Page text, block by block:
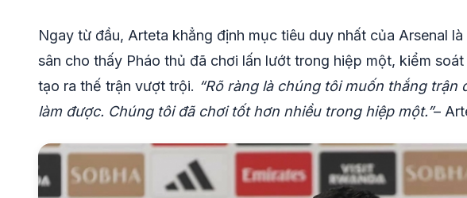
Ngay từ đầu, Arteta khẳng định mục tiêu duy nhất của Arsenal
sân cho thấy Pháo thủ đã chơi lấn lướt trong hiệp một, kiểm
tạo ra thế trận vượt trội. “Rõ ràng là chúng tôi muốn thắng
làm được. Chúng tôi đã chơi tốt hơn nhiều trong hiệp một.”–